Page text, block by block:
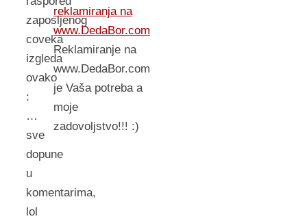
zaposljenog
coveka
izgleda
ovako
:
…
sve
dopune
u
komentarima,
lol
reklamiranja na
www.DedaBor.com
Reklamiranje na
www.DedaBor.com
je Vaša potreba a
moje
zadovoljstvo!!! :)